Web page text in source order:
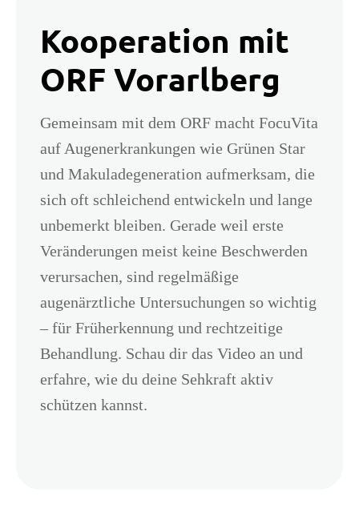
Kooperation mit
ORF Vorarlberg
Gemeinsam mit dem ORF macht FocuVita
auf Augenerkrankungen wie Grünen Star
und Makuladegeneration aufmerksam, die
sich oft schleichend entwickeln und lange
unbemerkt bleiben. Gerade weil erste
Veränderungen meist keine Beschwerden
verursachen, sind regelmäßige
augenärztliche Untersuchungen so wichtig
– für Früherkennung und rechtzeitige
Behandlung. Schau dir das Video an und
erfahre, wie du deine Sehkraft aktiv
schützen kannst.